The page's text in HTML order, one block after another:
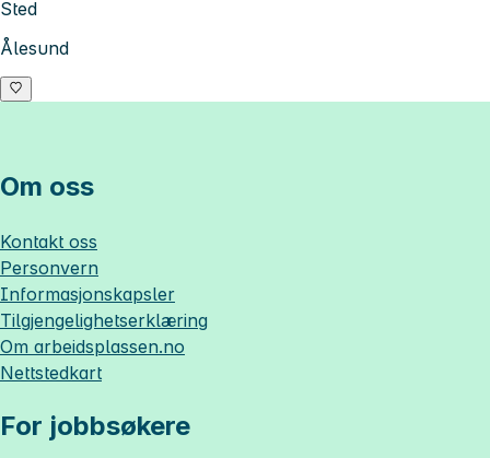
Sted
Ålesund
Om oss
Kontakt oss
Personvern
Informasjonskapsler
Tilgjengelighetserklæring
Om arbeidsplassen.no
Nettstedkart
For jobbsøkere